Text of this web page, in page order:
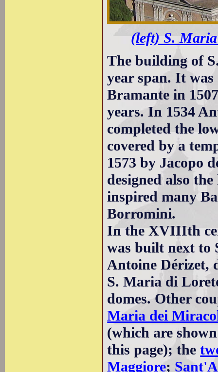
(left) S.
The building of
year span. It
Bramante in
years. In 1534
completed the
covered by a
1573 by Jacopo
designed also
inspired many
Borromini.
In the XVIIIth
was built next to
Antoine Dérizet,
S. Maria di
domes. Other
Maria dei
(which are
this page); the
Maggiore;